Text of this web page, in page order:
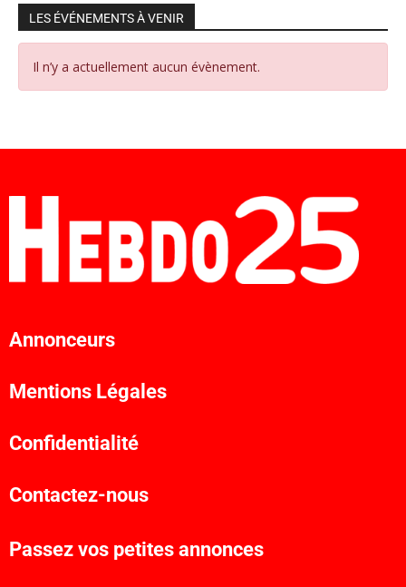
LES ÉVÉNEMENTS À VENIR
Il n’y a actuellement aucun évènement.
Annonceurs
Mentions Légales
Confidentialité
Contactez-nous
Passez vos petites annonces